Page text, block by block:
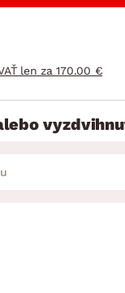
len za 170.00 €